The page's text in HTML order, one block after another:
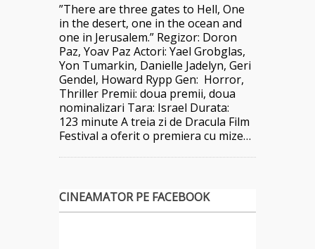
”There are three gates to Hell, One
in the desert, one in the ocean and
one in Jerusalem.” Regizor: Doron
Paz, Yoav Paz Actori: Yael Grobglas,
Yon Tumarkin, Danielle Jadelyn, Geri
Gendel, Howard Rypp Gen: Horror,
Thriller Premii: doua premii, doua
nominalizari Tara: Israel Durata:
123 minute A treia zi de Dracula Film
Festival a oferit o premiera cu mize…
CINEAMATOR PE FACEBOOK